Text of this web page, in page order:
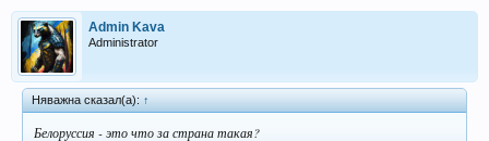
Admin Kava
Administrator
Няважна сказал(а): ↑
Белоруссия - это что за страна такая?